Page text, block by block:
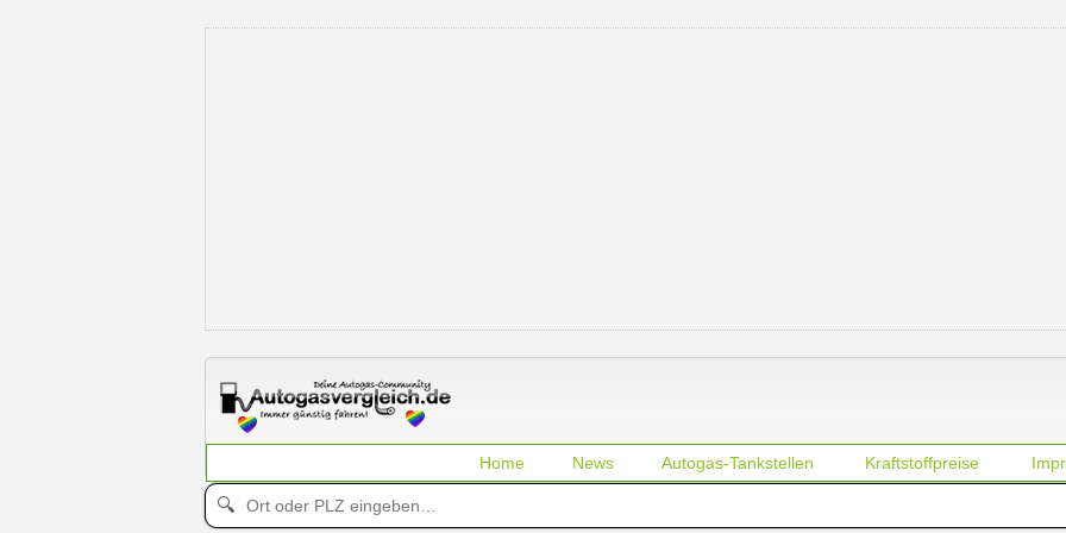
Home News Autogas-Tankstellen Kraftstoffpreise
🔍